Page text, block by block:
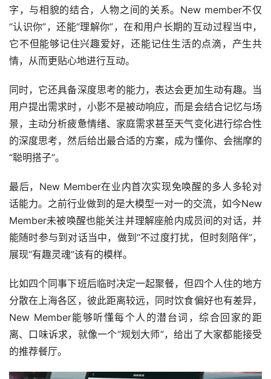
字，与相貌的结合，人物之间的关系。New member不仅
“认识你”，还能“理解你”，在和用户长期的互动过程当中，
它不但能够记住兴趣爱好，还能记住生活的点滴，产生共
情，从而更贴心地进行互动。
同时，它还具备深度思考的能力，表达会更加生动有趣。当
用户提出需求时，小影不是被动响应，而是会结合记忆与场
景，主动分析疲惫情绪、家庭需求甚至天气变化进行综合性
的深度思考，然后给出最合适的方案，成为懂你、会揣摩的
“聪明搭子”。
最后，New Member在业内首次实现免唤醒的多人多轮对
话能力。之前行业做到的是大模型一对一的交流，如今New
Member未被唤醒也能关注并理解座舱内成员间的对话，并
能随时参与到对话当中，做到“不过度打扰，但时刻陪伴”，
展现“有趣灵魂”该有的模样。
比如四个同事下班后临时决定一起聚餐，但四个人住的地方
分散在上海各区，彼此距离较远，同时饮食偏好也有差异，
New Member能够听懂每个人的潜台词，综合回家的距
离、口味诉求，就像一个“规划大师”，给出了大家都能接受
的推荐餐厅。